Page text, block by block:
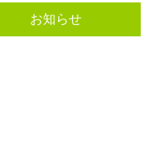
お知らせ